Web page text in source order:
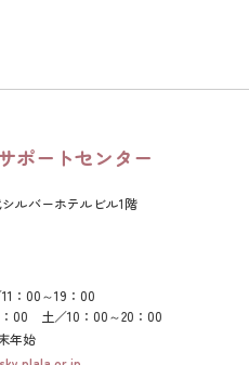
ポートセンター
ルバーホテルビル1階
11：00～19：00
00 土／10：00～20：00
年始